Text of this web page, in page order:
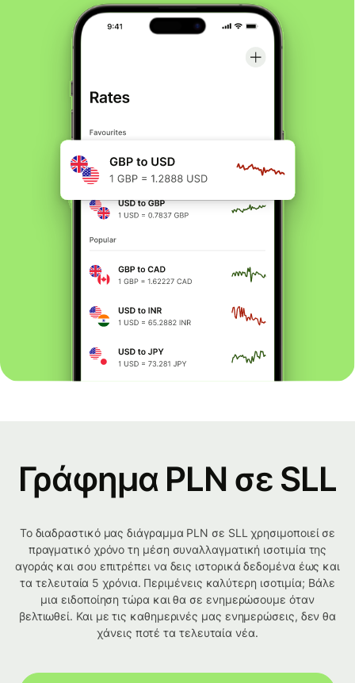
Γράφημα PLN σε SLL
Το διαδραστικό μας διάγραμμα PLN σε SLL χρησιμοποιεί σε
πραγματικό χρόνο τη μέση συναλλαγματική ισοτιμία της
αγοράς και σου επιτρέπει να δεις ιστορικά δεδομένα έως και
τα τελευταία 5 χρόνια. Περιμένεις καλύτερη ισοτιμία; Βάλε
μια ειδοποίηση τώρα και θα σε ενημερώσουμε όταν
βελτιωθεί. Και με τις καθημερινές μας ενημερώσεις, δεν θα
χάνεις ποτέ τα τελευταία νέα.